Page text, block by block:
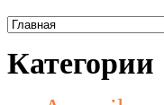
Категории